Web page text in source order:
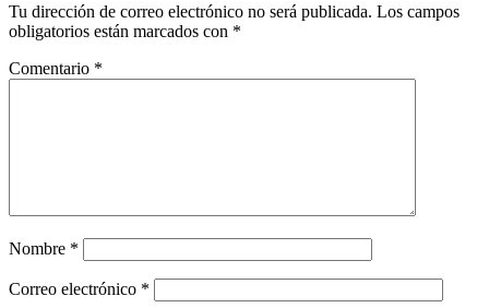
Tu dirección de correo electrónico no será publicada. Los campos
obligatorios están marcados con *
Comentario *
Nombre *
Correo electrónico *